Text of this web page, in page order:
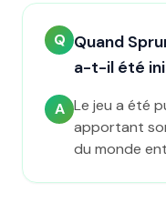
Q Quand
a-t-il été
A Le jeu a été
apportant
du monde